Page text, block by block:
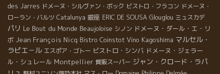
des Jarres ドメーヌ・シルヴァン・ボック ビストロ・フラコン ドメーヌ・
ローラン・バルツ Catalunya 銀座 ERIC DE SOUSA Glouglou ミュスカデ
パリ Le Bout du Monde Beaujoloise シノン ドメーヌ・ダール・エ・リ
ボ Jean François Nicq Bistro Coinstot Vino Kagoshima マルセル・
ラピエ－ル エスポア・ゴトー ビストロ・シンバ ドメーヌ・ジェラー
ル・シュレール Montpellier 質販スーパー ジャン・クロード・ラパ